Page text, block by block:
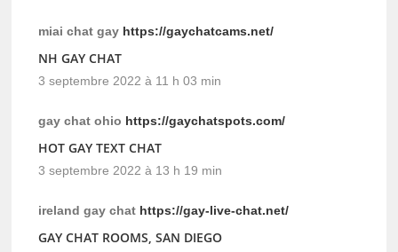
miai chat gay https://gaychatcams.net/
NH GAY CHAT
3 septembre 2022 à 11 h 03 min
gay chat ohio https://gaychatspots.com/
HOT GAY TEXT CHAT
3 septembre 2022 à 13 h 19 min
ireland gay chat https://gay-live-chat.net/
GAY CHAT ROOMS, SAN DIEGO